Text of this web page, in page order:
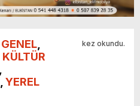
GENEL
KÜLTÜR
YEREL
kez okundu.